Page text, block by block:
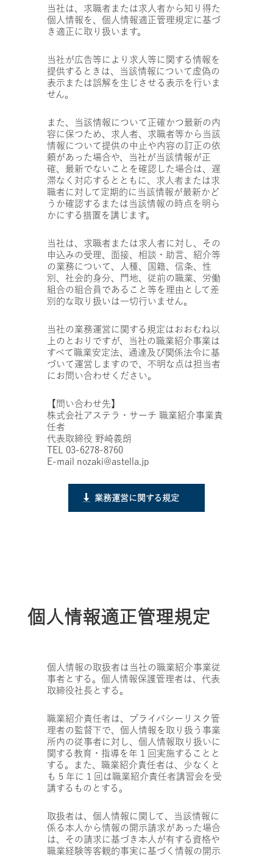
当社は、求職者または求人者から知り得た
個人情報を、個人情報適正管理規定に基づ
き適正に取り扱います。
当社が広告等により求人等に関する情報を
提供するときは、当該情報について虚偽の
表示または誤解を生じさせる表示を行いま
せん。
また、当該情報について正確かつ最新の内
容に保つため、求人者、求職者等から当該
情報について提供の中止や内容の訂正の依
頼があった場合や、当社が当該情報が正
確、最新でないことを確認した場合は、遅
滞なく対応するとともに、求人者または求
職者に対して定期的に当該情報が最新かど
うか確認するまたは当該情報の時点を明ら
かにする措置を講じます。
当社は、求職者または求人者に対し、その
申込みの受理、面接、相談・助言、紹介等
の業務について、人種、国籍、信条、性
別、社会的身分、門地、従前の職業、労働
組合の組合員であること等を理由として差
別的な取り扱いは一切行いません。
当社の業務運営に関する規定はおおむね以
上のとおりですが、当社の職業紹介事業は
すべて職業安定法、通達及び関係法令に基
づいて運営しますので、不明な点は担当者
にお問い合わせください。
【問い合わせ先】
株式会社アステラ・サーチ 職業紹介事業責
任者
代表取締役 野崎義朗
TEL 03-6278-8760
E-mail nozaki@astella.jp
業務運営に関する規定
個人情報適正管理規定
個人情報の取扱者は当社の職業紹介事業従
事者とする。個人情報保護管理者は、代表
取締役社長とする。
職業紹介責任者は、プライバシーリスク管
理者の監督下で、個人情報を取り扱う事業
所内の従事者に対し、個人情報取り扱いに
関する教育・指導を年 1 回実施することと
する。また、職業紹介責任者は、少なくと
も 5 年に 1 回は職業紹介責任者講習会を受
講するものとする。
取扱者は、個人情報に関して、当該情報に
係る本人から情報の開示請求があった場合
は、その請求に基づき本人が有する資格や
職業経験等客観的事実に基づく情報の開示